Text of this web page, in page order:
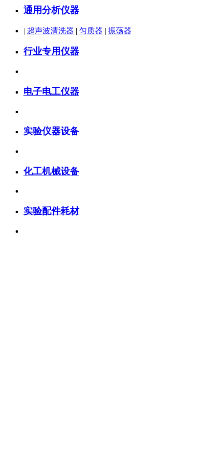
通用分析仪器
| 超声波清洗器 | 匀质器 | 振荡器
行业专用仪器
电子电工仪器
实验仪器设备
化工机械设备
实验配件耗材